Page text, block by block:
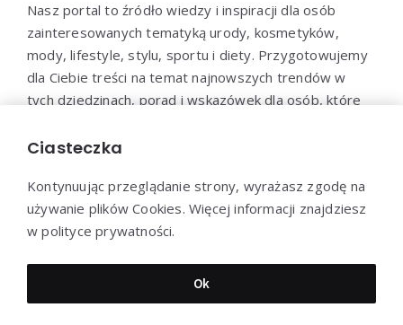
Nasz portal to źródło wiedzy i inspiracji dla osób
zainteresowanych tematyką urody, kosmetyków,
mody, lifestyle, stylu, sportu i diety. Przygotowujemy
dla Ciebie treści na temat najnowszych trendów w
tych dziedzinach, porad i wskazówek dla osób, które
Dołącz do naszej społeczności i bądź na bieżąco z
Dziękujemy za wizytę - Nasz-styl.pl © 2022
Ciasteczka
Kontynuując przeglądanie strony, wyrażasz zgodę na
używanie plików Cookies. Więcej informacji znajdziesz
w polityce prywatności.
Ok